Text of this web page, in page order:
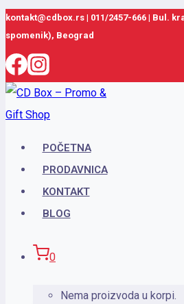
Skip
to
content
kontakt@cdbox.rs | 011/2457-666 | Bul.
spomenik), Beograd
POČETNA
PRODAVNICA
KONTAKT
BLOG
0
Nema proizvoda u korpi.